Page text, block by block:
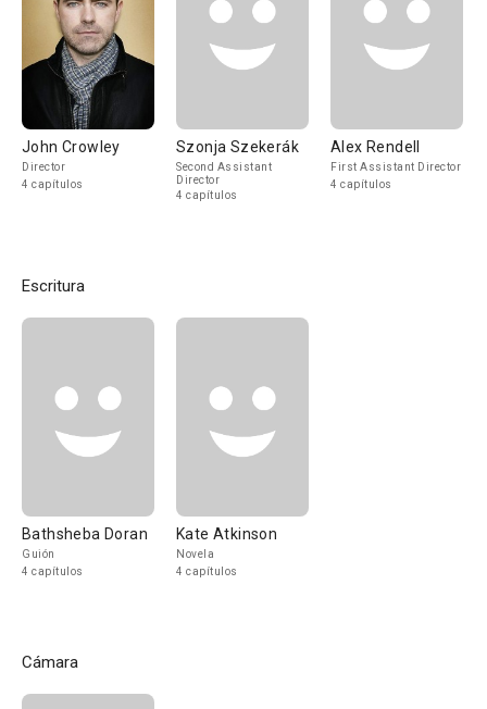
John Crowley
Director
4 capítulos
Szonja Szekerák
Second Assistant
Director
4 capítulos
Alex Rendell
First Assistant Director
4 capítulos
Escritura
Bathsheba Doran
Guión
4 capítulos
Kate Atkinson
Novela
4 capítulos
Cámara